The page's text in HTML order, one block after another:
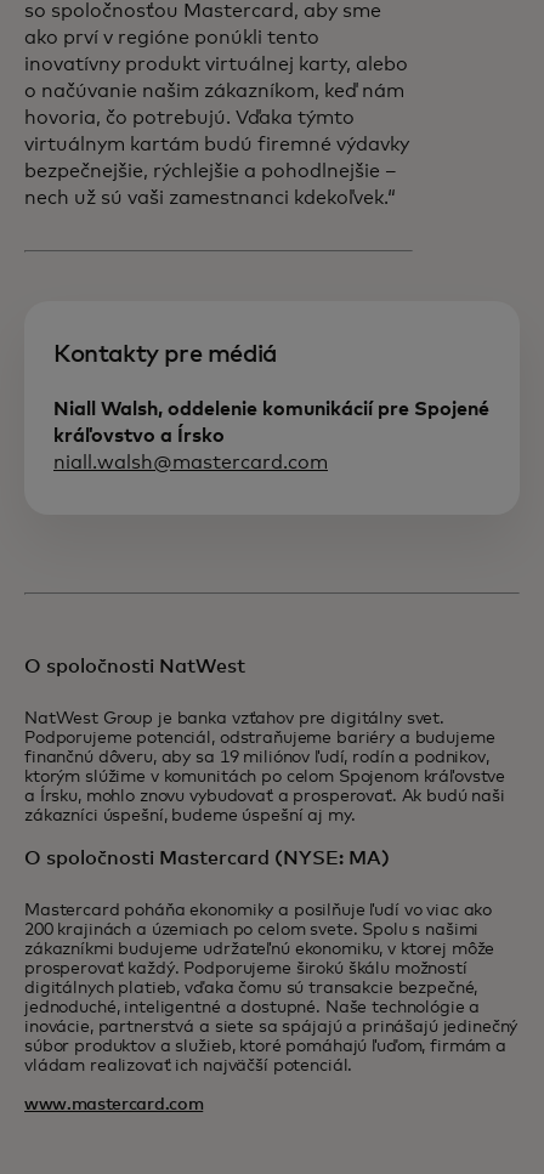
so spoločnosťou Mastercard, aby sme
ako prví v regióne ponúkli tento
inovatívny produkt virtuálnej karty, alebo
o načúvanie našim zákazníkom, keď nám
hovoria, čo potrebujú. Vďaka týmto
virtuálnym kartám budú firemné výdavky
bezpečnejšie, rýchlejšie a pohodlnejšie –
nech už sú vaši zamestnanci kdekoľvek.“
Kontakty pre médiá
Niall Walsh, oddelenie komunikácií pre Spojené
kráľovstvo a Írsko
niall.walsh@mastercard.com
O spoločnosti NatWest
NatWest Group je banka vzťahov pre digitálny svet.
Podporujeme potenciál, odstraňujeme bariéry a budujeme
finančnú dôveru, aby sa 19 miliónov ľudí, rodín a podnikov,
ktorým slúžime v komunitách po celom Spojenom kráľovstve
a Írsku, mohlo znovu vybudovať a prosperovať. Ak budú naši
zákazníci úspešní, budeme úspešní aj my.
O spoločnosti Mastercard (NYSE: MA)
Mastercard poháňa ekonomiky a posilňuje ľudí vo viac ako
200 krajinách a územiach po celom svete. Spolu s našimi
zákazníkmi budujeme udržateľnú ekonomiku, v ktorej môže
prosperovať každý. Podporujeme širokú škálu možností
digitálnych platieb, vďaka čomu sú transakcie bezpečné,
jednoduché, inteligentné a dostupné. Naše technológie a
inovácie, partnerstvá a siete sa spájajú a prinášajú jedinečný
súbor produktov a služieb, ktoré pomáhajú ľuďom, firmám a
vládam realizovať ich najväčší potenciál.
www.mastercard.com